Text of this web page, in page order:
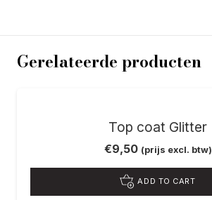
Gerelateerde producten
Top coat Glitter
€9,50 (prijs excl. btw)
ADD TO CART